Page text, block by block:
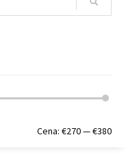
Min.
Maks.
Cena: €270—€380